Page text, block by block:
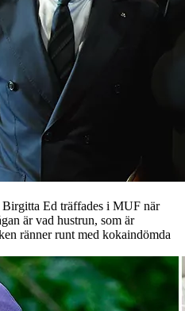
Ed träffades i MUF när
är vad hustrun, som är
ränner runt med kokaindömda